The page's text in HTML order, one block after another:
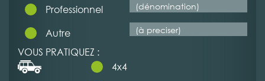
Professionnel
Autre
VOUS PRATIQUEZ :
4x4